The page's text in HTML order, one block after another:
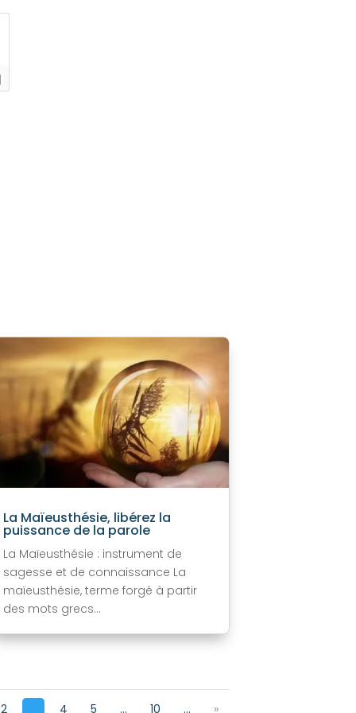
La Maïeusthésie, libérez la
puissance de la parole
La Maïeusthésie : instrument de
sagesse et de connaissance La
maïeusthésie, terme forgé à partir
des mots grecs...
2 4 5 ... 10 ... »